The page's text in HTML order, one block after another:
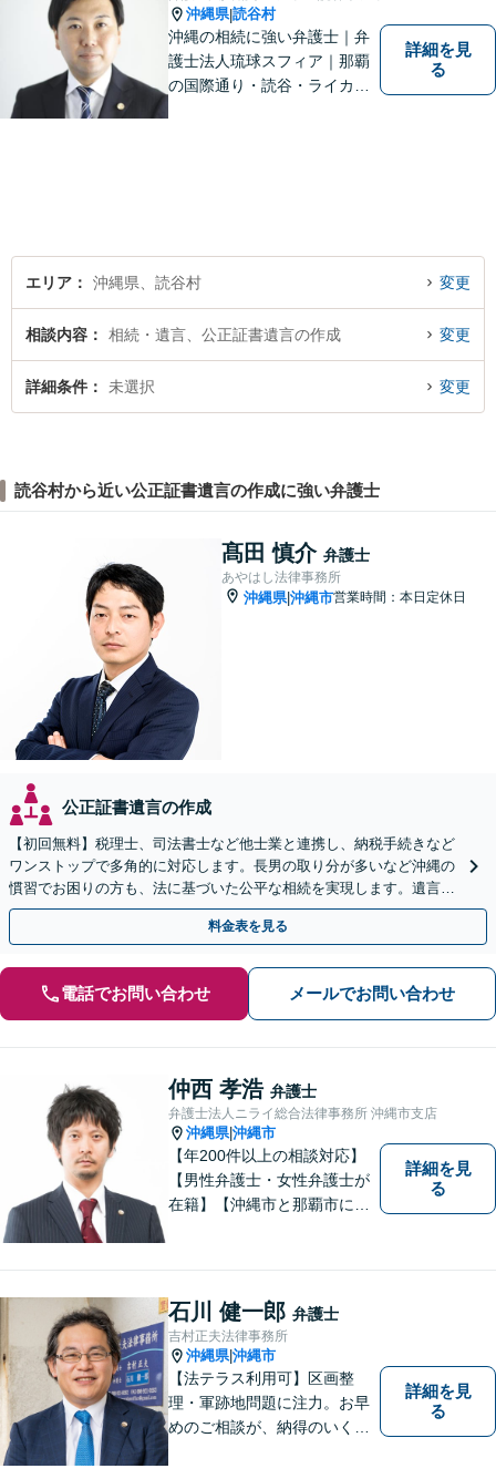
沖縄県|読谷村
沖縄の相続に強い弁護士｜弁
護士法人琉球スフィア｜那覇
の国際通り・読谷・ライカム
詳細を見
る
エリア 沖縄県、読谷村 変更
相談内容 相続・遺言、公正証書遺言の作成 変更
詳細条件 未選択 変更
読谷村から近い公正証書遺言の作成に強い弁護士
髙田 慎介 弁護士
あやはし法律事務所
沖縄県|沖縄市営業時間：本日定休日
公正証書遺言の作成
【初回無料】税理士、司法書士など他士業と連携し、納税手続きなど
ワンストップで多角的に対応します。長男の取り分が多いなど沖縄の
慣習でお困りの方も、法に基づいた公平な相続を実現します。遺言書
作成もご相談ください【駐車場完備】【離島へ出張も対応】
料金表を見る
電話でお問い合わせ メールでお問い合わせ
仲西 孝浩 弁護士
弁護士法人ニライ総合法律事務所 沖縄市支店
沖縄県|沖縄市
【年200件以上の相談対応】
【男性弁護士・女性弁護士が
在籍】【沖縄市と那覇市に事
業法務など幅広く対応しま
す。「沖縄ならではの習慣」
を熟知した弁護士が多数在
籍。
詳細を見
る
石川 健一郎 弁護士
吉村正夫法律事務所
沖縄県|沖縄市
【法テラス利用可】区画整
理・軍跡地問題に注力。お早
めのご相談が、納得のいく解
詳細を見
る